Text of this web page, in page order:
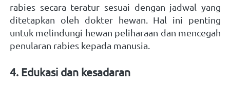
rabies secara teratur sesuai dengan jadwal yang
ditetapkan oleh dokter hewan. Hal ini penting
untuk melindungi hewan peliharaan dan mencegah
penularan rabies kepada manusia.
4. Edukasi dan kesadaran